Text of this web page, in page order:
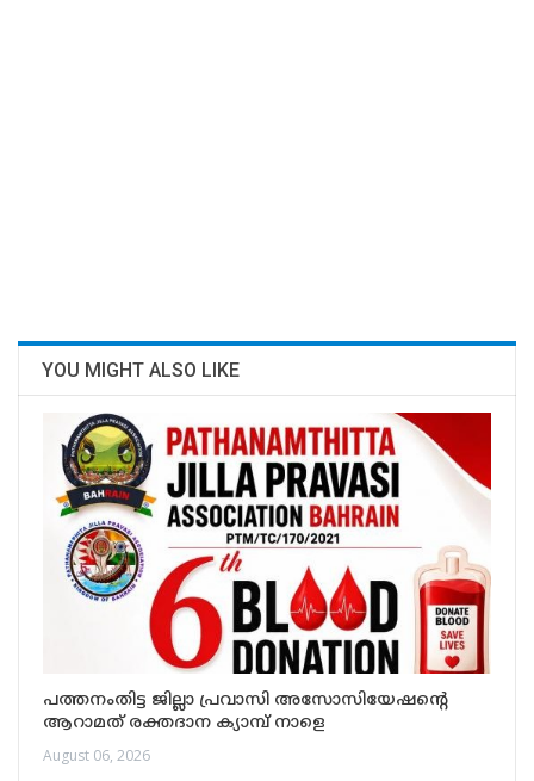
YOU MIGHT ALSO LIKE
പത്തനംതിട്ട ജില്ലാ പ്രവാസി അസോസിയേഷന്റെ
ആറാമത് രക്തദാന ക്യാമ്പ് നാളെ
August 06, 2026